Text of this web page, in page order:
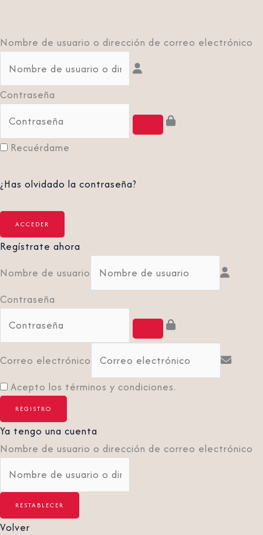
Nombre de usuario o dirección de correo electrónico
Contraseña
Recuérdame
¿Has olvidado la contraseña?
Regístrate ahora
Nombre de usuario
Contraseña
Correo electrónico
Acepto los términos y condiciones.
Ya tengo una cuenta
Nombre de usuario o dirección de correo electrónico
Volver